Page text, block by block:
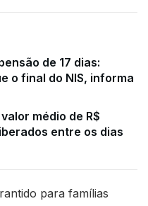
de 17 dias:
o final do NIS, informa
médio de R$
entre os dias
para famílias